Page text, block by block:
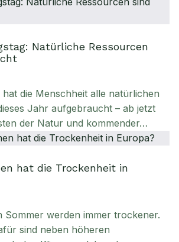
Natürliche Ressourcen
die Menschheit alle natürlichen
Jahr aufgebraucht – ab jetzt
der Natur und kommender…
hat die Trockenheit in
Sommer werden immer trockener.
sind neben höheren